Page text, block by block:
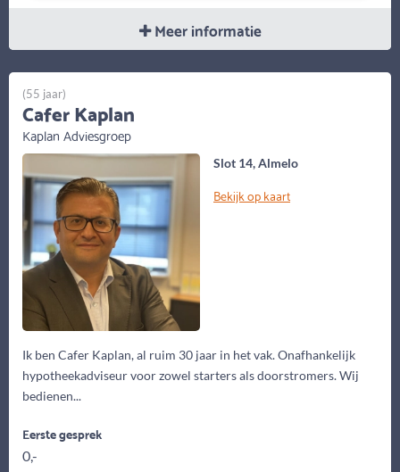
Meer informatie
Slot 14, Almelo
Bekijk op kaart
Ik ben Cafer Kaplan, al ruim 30 jaar in het vak. Onafhankelijk
hypotheekadviseur voor zowel starters als doorstromers. Wij
bedienen...
(55 jaar)
Cafer Kaplan
Kaplan Adviesgroep
Eerste gesprek
0,-